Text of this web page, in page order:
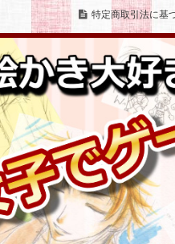
特定商取引法に基
好き 腐女子
をこよなく愛する腐女子のお